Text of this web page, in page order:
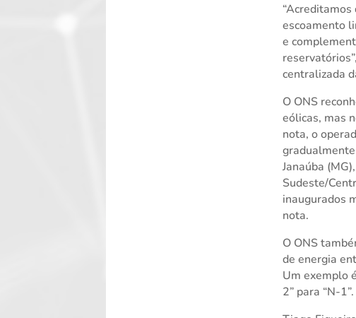
escoamento
e
centralizada
O ONS
eólicas, mas
nota, o
Janaúba
Sudeste/
inaugurados
nota.
O ONS
de energia
Um exemplo
2” para “N-1”.